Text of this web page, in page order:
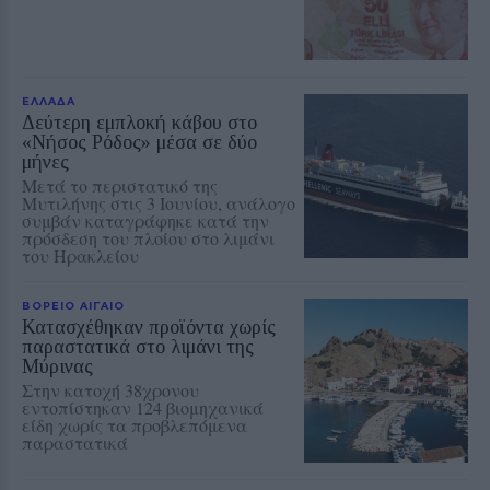
ΕΛΛΑΔΑ
Δεύτερη εμπλοκή κάβου στο
«Νήσος Ρόδος» μέσα σε δύο
μήνες
Μετά το περιστατικό της
Μυτιλήνης στις 3 Ιουνίου, ανάλογο
συμβάν καταγράφηκε κατά την
πρόσδεση του πλοίου στο λιμάνι
του Ηρακλείου
ΒΟΡΕΙΟ ΑΙΓΑΙΟ
Κατασχέθηκαν προϊόντα χωρίς
παραστατικά στο λιμάνι της
Μύρινας
Στην κατοχή 38χρονου
εντοπίστηκαν 124 βιομηχανικά
είδη χωρίς τα προβλεπόμενα
παραστατικά